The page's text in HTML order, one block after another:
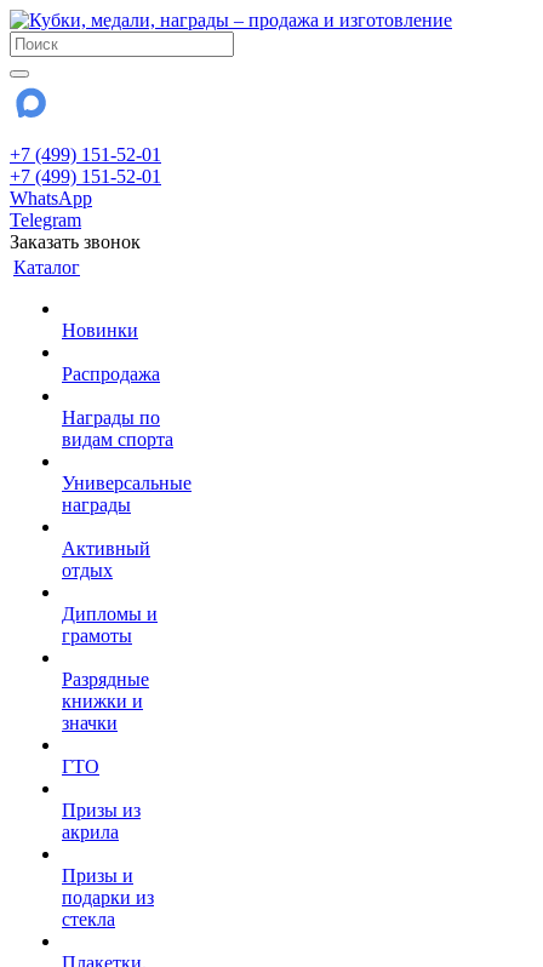
+7 (499) 151-52-01
+7 (499) 151-52-01
WhatsApp
Telegram
Заказать звонок
Каталог
Новинки
Распродажа
Награды по
видам спорта
Универсальные
награды
Активный
отдых
Дипломы и
грамоты
Разрядные
книжки и
значки
ГТО
Призы из
акрила
Призы и
подарки из
стекла
Плакетки,